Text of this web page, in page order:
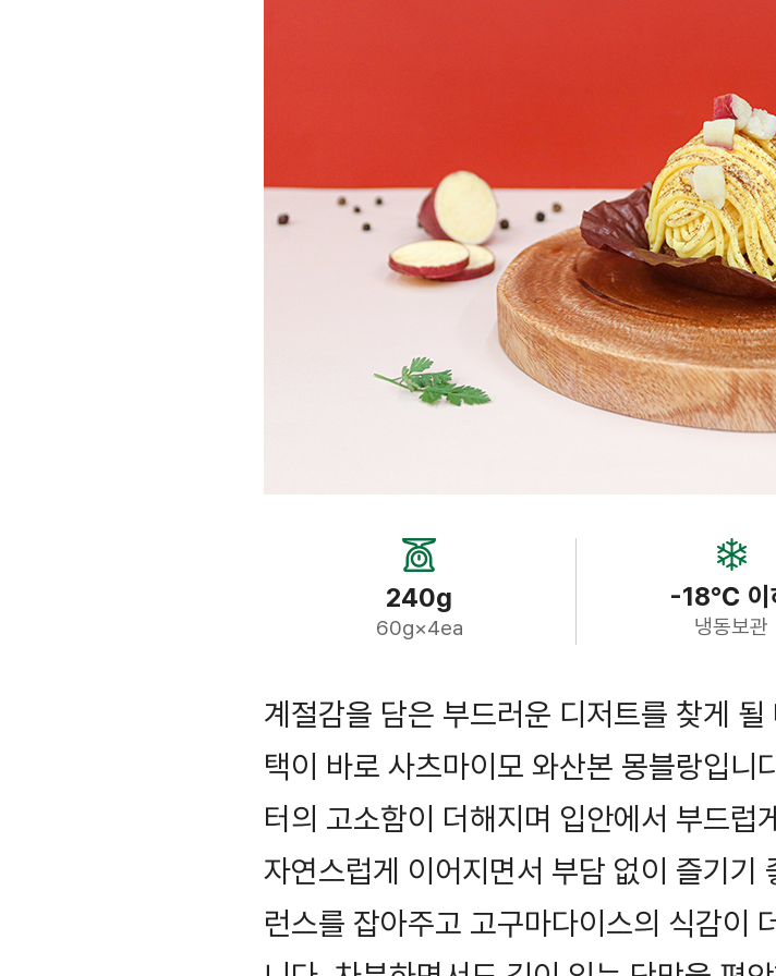
240g
60g×4ea
-18℃ 이
냉동보관
계절감을 담은 부드러운 디저트를 찾게
택이 바로 사츠마이모 와산본 몽블랑입니
터의 고소함이 더해지며 입안에서 부드럽
자연스럽게 이어지면서 부담 없이 즐기기
런스를 잡아주고 고구마다이스의 식감이